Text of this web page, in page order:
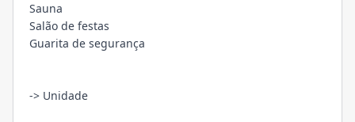
Sauna
Salão de festas
Guarita de segurança
-> Unidade